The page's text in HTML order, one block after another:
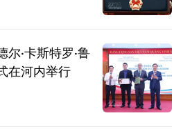
尔·卡斯特罗·鲁
在河内举行